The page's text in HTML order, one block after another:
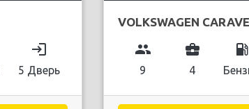
login
5 Дверь
VOLKSWAGEN
group
9
business_center
4
local_gas_station